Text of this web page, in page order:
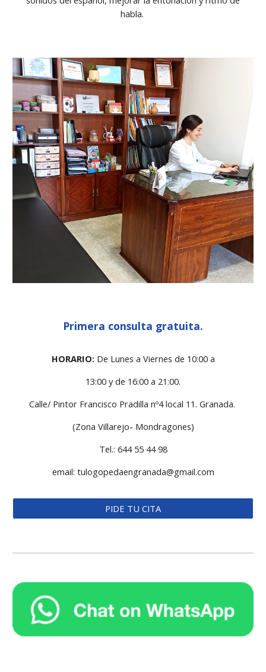
habla.
Primera consulta gratuita.
HORARIO:De Lunes a Viernes de 10:00 a
13:00 y de 16:00 a 21:00.
Calle/ Pintor Francisco Pradilla nº4 local 11. Granada.
(Zona Villarejo- Mondragones)
Tel.: 644 55 44 98
email: tulogopedaengranada@gmail.com
PIDE TU CITA